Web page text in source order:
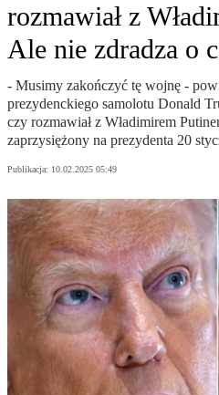
rozmawiał z
Ale nie zdradza o
- Musimy zakończyć tę wojnę -
prezydenckiego samolotu Donald
czy rozmawiał z Władimirem
zaprzysiężony na prezydenta 20
Publikacja: 10.02.2025 05:49